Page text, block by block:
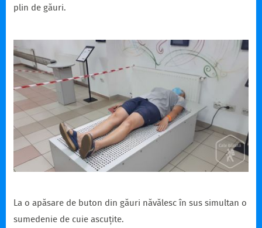
plin de găuri.
La o apăsare de buton din găuri năvălesc în sus simultan o
sumedenie de cuie ascuțite.